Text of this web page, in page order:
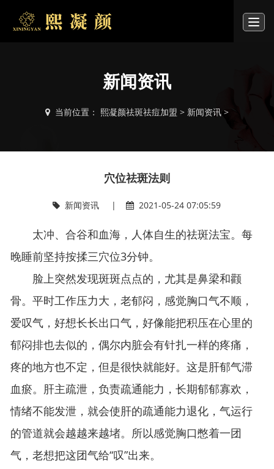
T
o
新闻资讯
当前位置： 熙凝颜祛斑祛痘加盟 > 新闻资讯>
穴位祛斑法则
新闻资讯 | 2021-05-24 07:05:59
太冲、合谷和血海，人体自生的祛斑法宝。每
晚睡前坚持按揉三穴位3分钟。
脸上突然发现斑斑点点的，尤其是鼻梁和颧
骨。平时工作压力大，老郁闷，感觉胸口气不顺，
爱叹气，好想长长出口气，好像能把积压在心里的
郁闷排也去似的，偶尔内脏会有针扎一样的疼痛，
疼的地方也不定，但是很快就能好。这是肝郁气滞
血瘀。肝主疏泄，负责疏通能力，长期郁郁寡欢，
情绪不能发泄，就会使肝的疏通能力退化，气运行
的管道就会越越来越堵。所以感觉胸口憋着一团
气，老想把这团气给“叹”出来。